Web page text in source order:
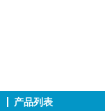
产品列表